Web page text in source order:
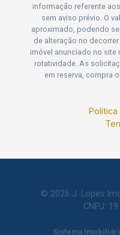
informação referente
sem aviso prévio. O
aproximado, podendo
de alteração no
imóvel anunciado no site
rotatividade. As
em reserva, compra
© 2026 J. Lopes
CNPJ:
Sistema